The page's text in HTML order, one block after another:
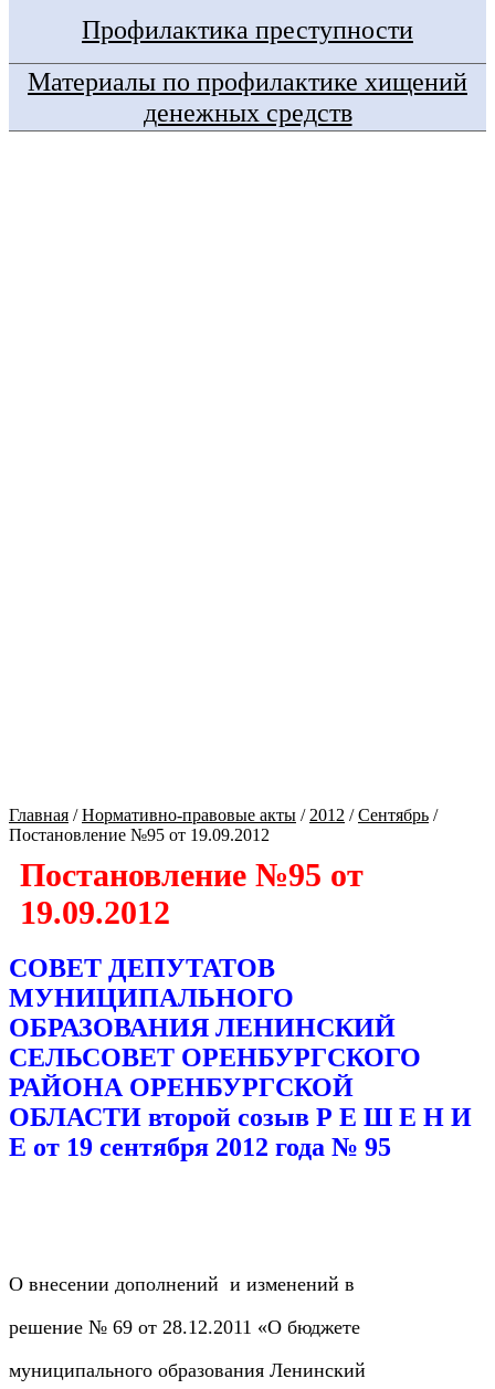
Профилактика преступности
Материалы по профилактике хищений
денежных средств
Главная /Нормативно-правовые акты / 2012 /Сентябрь /
Постановление №95 от 19.09.2012
Постановление №95 от
19.09.2012
СОВЕТ ДЕПУТАТОВ
МУНИЦИПАЛЬНОГО
ОБРАЗОВАНИЯ ЛЕНИНСКИЙ
СЕЛЬСОВЕТ ОРЕНБУРГСКОГО
РАЙОНА ОРЕНБУРГСКОЙ
ОБЛАСТИ второй созыв Р Е Ш Е Н И
Е от 19 сентября 2012 года № 95
О внесении дополнений и изменений в
решение № 69 от 28.12.2011 «О бюджете
муниципального образования Ленинский